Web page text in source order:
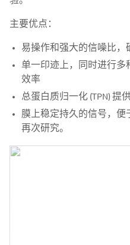
主要优点：
易操作和强大的信噪比，
单一印迹上，同时进行多
效率
总蛋白质归一化 (TPN) 提
膜上稳定持久的信号，便
再次研究。